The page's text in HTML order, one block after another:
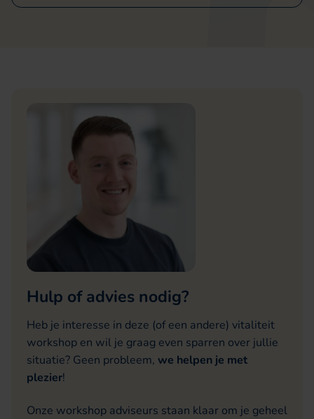
Hulp of advies nodig?
Heb je interesse in deze (of een andere) vitaliteit
workshop en wil je graag even sparren over jullie
situatie? Geen probleem, we helpen je met
plezier!
Onze workshop adviseurs staan klaar om je geheel